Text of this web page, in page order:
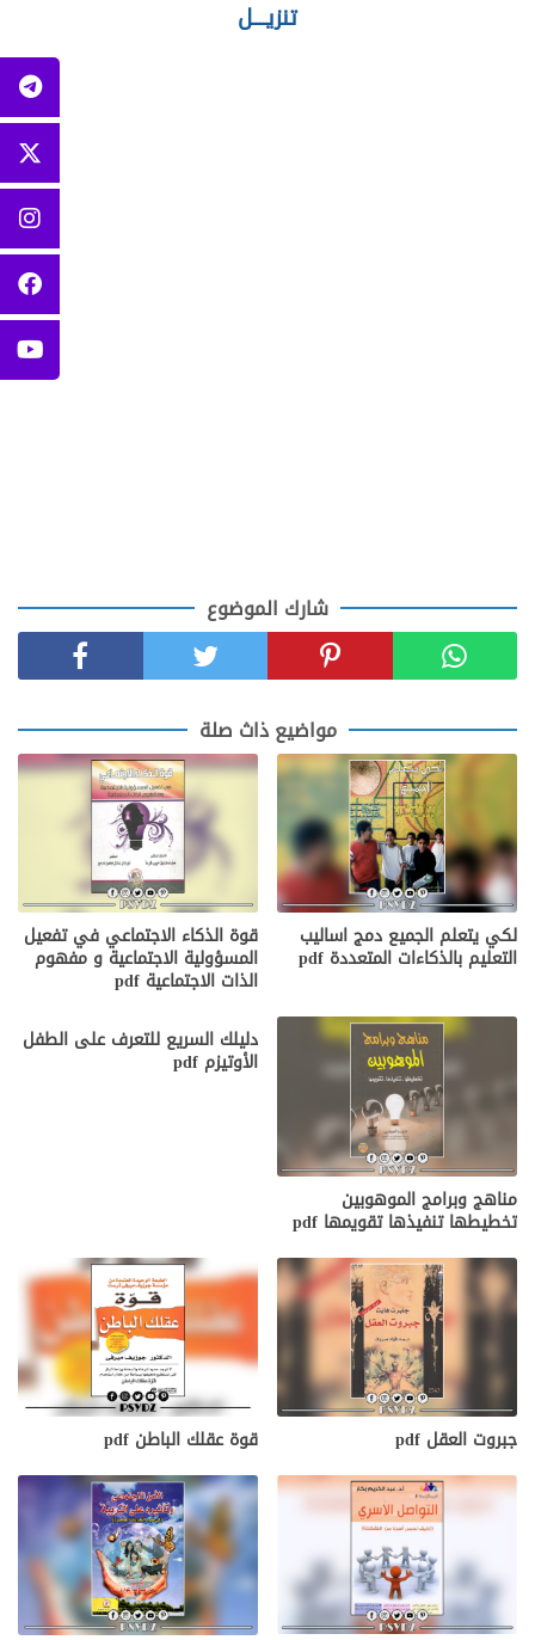
تنزيــــل
شارك الموضوع
مواضيع ذاث صلة
لكي يتعلم الجميع دمج اساليب
التعليم بالذكاءات المتعددة pdf
قوة الذكاء الاجتماعي في تفعيل
المسؤولية الاجتماعية و مفهوم
الذات الاجتماعية pdf
مناهج وبرامج الموهوبين
تخطيطها تنفيذها تقويمها pdf
دليلك السريع للتعرف على الطفل
الأوتيزم pdf
جبروت العقل pdf قوة عقلك الباطن pdf